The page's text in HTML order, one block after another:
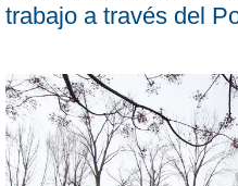
trabajo a través del